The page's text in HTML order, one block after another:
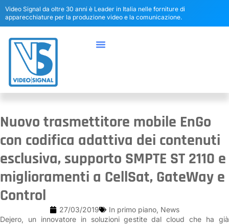
Video Signal da oltre 30 anni è Leader in Italia nelle forniture di
apparecchiature per la produzione video e la comunicazione.
Nuovo trasmettitore mobile EnGo
con codifica adattiva dei contenuti
esclusiva, supporto SMPTE ST 2110 e
miglioramenti a CellSat, GateWay e
Control
27/03/2019 In primo piano, News
Dejero, un innovatore in soluzioni gestite dal cloud che ha già